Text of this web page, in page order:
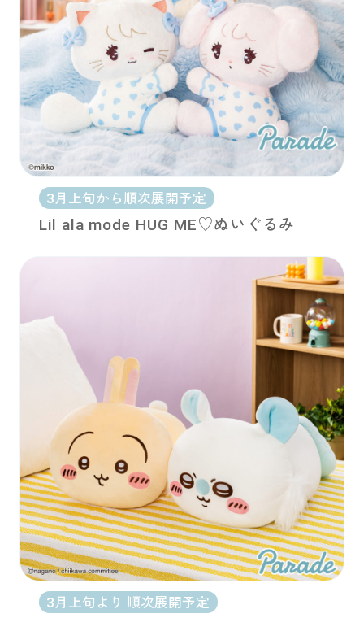
3月上旬から順次展開予定
Lil ala mode HUG ME♡ぬいぐるみ
3月上旬より 順次展開予定